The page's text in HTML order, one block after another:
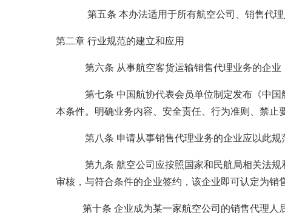
第五条 本办法适用于所有航空公司、销售代理
第二章 行业规范的建立和应用
第六条 从事航空客货运输销售代理业务的企业，
第七条 中国航协代表会员单位制定发布《中国航
本条件。明确业务内容、安全责任、行为准则、禁止
第八条 申请从事销售代理业务的企业应以此规范
第九条 航空公司应按照国家和民航局相关法规和
审核，与符合条件的企业签约，该企业即可认定为销
第十条 企业成为某一家航空公司的销售代理人后